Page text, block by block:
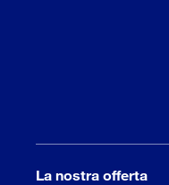
La nostra offerta